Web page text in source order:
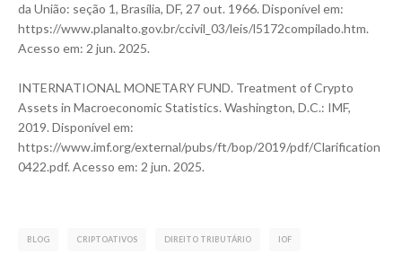
da União: seção 1, Brasília, DF, 27 out. 1966. Disponível em:
https://www.planalto.gov.br/ccivil_03/leis/l5172compilado.htm.
Acesso em: 2 jun. 2025.
INTERNATIONAL MONETARY FUND. Treatment of Crypto
Assets in Macroeconomic Statistics. Washington, D.C.: IMF,
2019. Disponível em:
https://www.imf.org/external/pubs/ft/bop/2019/pdf/Clarification
0422.pdf. Acesso em: 2 jun. 2025.
BLOG CRIPTOATIVOS DIREITO TRIBUTÁRIO IOF